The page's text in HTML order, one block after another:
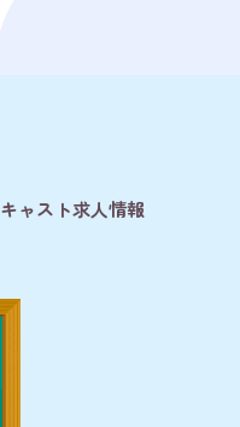
キャスト求人情報